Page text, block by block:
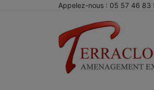
Appelez-nous : 05 57 46 83